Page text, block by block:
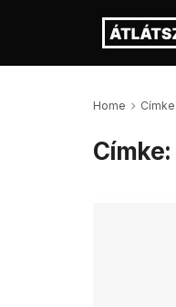
Home Címke
Címke: